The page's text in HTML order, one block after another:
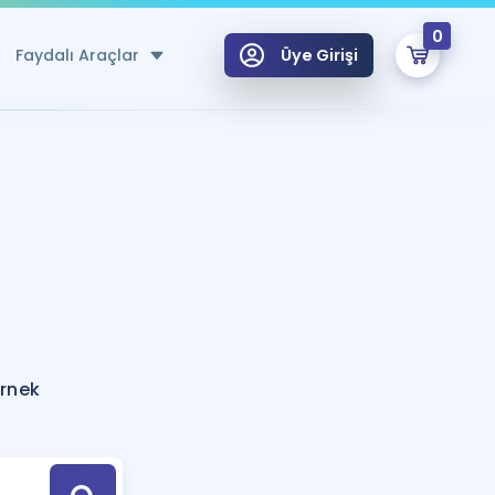
Faydalı Araçlar
Hesaplama Aracı
için Öneriler
Tek Takvimde
Üye Girişi
0